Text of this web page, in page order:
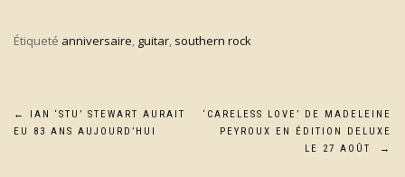
Étiqueté anniversaire guitar southern rock
Navigation
←
IAN ‘STU’ STEWART AURAIT
EU 83 ANS AUJOURD’HUI
‘CARELESS LOVE’ DE MADELEINE
PEYROUX EN ÉDITION DELUXE
LE 27 AOÛT
→